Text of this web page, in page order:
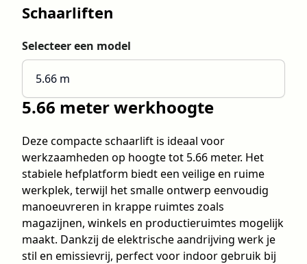
Schaarliften
Selecteer een model
5.66 m
5.66 meter werkhoogte
Deze compacte schaarlift is ideaal voor
werkzaamheden op hoogte tot 5.66 meter. Het
stabiele hefplatform biedt een veilige en ruime
werkplek, terwijl het smalle ontwerp eenvoudig
manoeuvreren in krappe ruimtes zoals
magazijnen, winkels en productieruimtes mogelijk
maakt. Dankzij de elektrische aandrijving werk je
stil en emissievrij, perfect voor indoor gebruik bij